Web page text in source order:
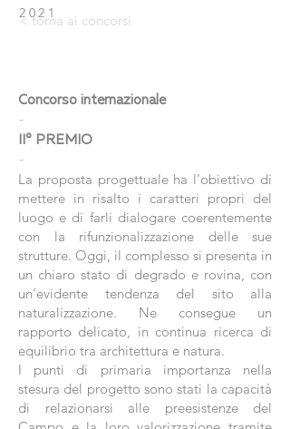
2021
< torna ai concorsi
Concorso internazionale
-
II° PREMIO
-
La proposta progettuale ha l’obiettivo di
mettere in risalto i caratteri propri del
luogo e di farli dialogare coerentemente
con la rifunzionalizzazione delle sue
strutture. Oggi, il complesso si presenta in
un chiaro stato di degrado e rovina, con
un’evidente tendenza del sito alla
naturalizzazione. Ne consegue un
rapporto delicato, in continua ricerca di
equilibrio tra architettura e natura.
I punti di primaria importanza nella
stesura del progetto sono stati la capacità
di relazionarsi alle preesistenze del